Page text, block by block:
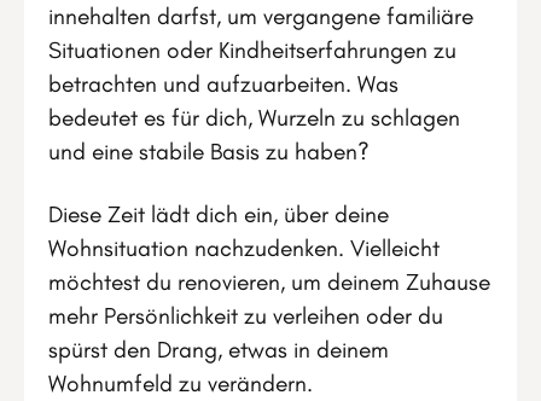
innehalten darfst, um vergangene familiäre
Situationen oder Kindheitserfahrungen zu
betrachten und aufzuarbeiten. Was
bedeutet es für dich, Wurzeln zu schlagen
und eine stabile Basis zu haben?
Diese Zeit lädt dich ein, über deine
Wohnsituation nachzudenken. Vielleicht
möchtest du renovieren, um deinem Zuhause
mehr Persönlichkeit zu verleihen oder du
spürst den Drang, etwas in deinem
Wohnumfeld zu verändern.